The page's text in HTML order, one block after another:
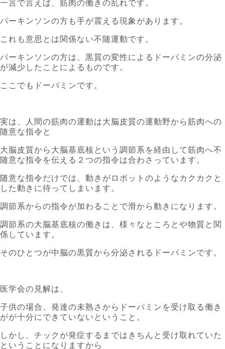
一言で言えば、筋肉の働きの乱れです。
パーキンソンの方も手が震える現象があります。
これも意思とは関係ない不随運動です。
パーキンソンの方は、黒質の変性によるドーパミンの分泌
が減少したことによるものです。
ここでもドーパミンです。
実は、人間の筋肉の運動は大脳皮質の運動野から筋肉への
随意な指令と
大脳皮質から大脳基底核という調節系を経由して筋肉へ不
随意な指令を伝える２つの指令は合わさっています。
随意な指令だけでは、動きがロボットのようなカクカクと
した動きに待ってしまいます。
調節系からの指令が加わることで滑から動きになります。
調節系の大脳基底核の働きは、様々なところとや物質と関
係しています。
そのひとつが中脳の黒質から分泌されるドーパミンです。
医学会の見解は、
子供の場合、発達の未熟さからドーパミンを受け取る働き
がが十分にできていないということ。
しかし、チックが発症するまではきちんと受け取れていた
ということになりますから